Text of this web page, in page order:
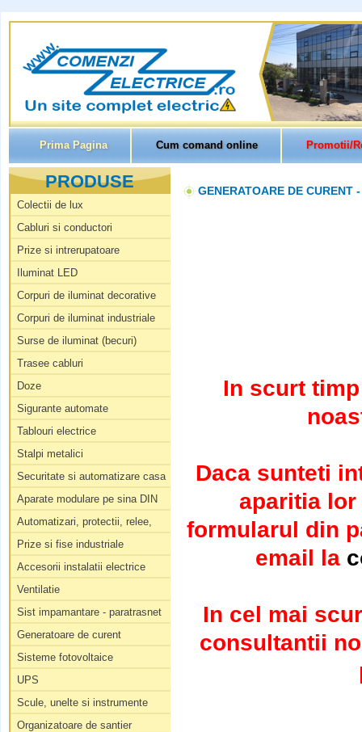
Prima Pagina Cum comand online Promotii/
PRODUSE
Colectii de lux
Cabluri si conductori
Prize si intrerupatoare
Iluminat LED
Corpuri de iluminat decorative
Corpuri de iluminat industriale
Surse de iluminat (becuri)
Trasee cabluri
Doze
Sigurante automate
Tablouri electrice
Stalpi metalici
Securitate si automatizare casa
Aparate modulare pe sina DIN
Automatizari, protectii, relee,
Prize si fise industriale
Accesorii instalatii electrice
Ventilatie
Sist impamantare - paratrasnet
Generatoare de curent
Sisteme fotovoltaice
UPS
Scule, unelte si instrumente
Organizatoare de santier
GENERATOARE DE CURENT
In scurt
Daca sunteti
aparitia lor
formularul din
email la
In cel mai
consultantii